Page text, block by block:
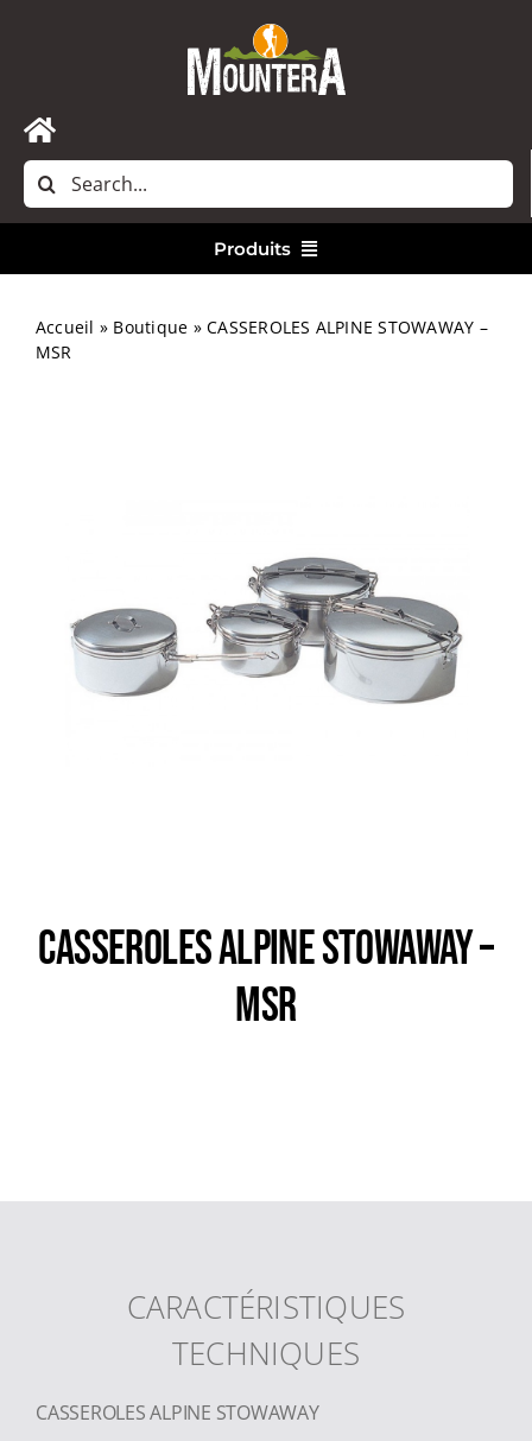
Toggle
Navigation
Accueil
Rechercher:
Produits
Escalade / Alpinisme
Accueil » Boutique »CASSEROLES ALPINE STOWAWAY –
MSR
CASSEROLES ALPINE STOWAWAY –
MSR
CARACTÉRISTIQUES
TECHNIQUES
CASSEROLES ALPINE STOWAWAY